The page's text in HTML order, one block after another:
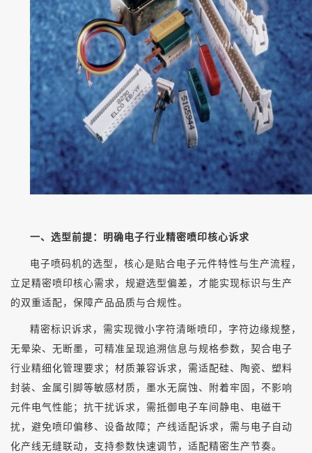
一、选型前提：明确电子行业精密喷印核心诉求
电子喷码机的选型，核心是贴合电子元件特性与生产流程，
立足精密喷印核心需求，规避选型偏差，才能实现标识与生产
的双重适配，保障产品品质与合规性。
精密标识诉求，需实现微小字符清晰喷印，字符边缘规整，
无晕染、无断墨，可精准呈现追溯信息与规格参数，契合电子
行业精细化管理要求；材质兼容诉求，需适配硅、陶瓷、塑料
封装、金属引脚等敏感材质，墨水无腐蚀、附着牢固，不影响
元件电气性能；抗干扰诉求，需抵御电子车间静电、电磁干
扰，避免喷印偏移、设备故障；产线适配诉求，需与电子自动
化产线无缝联动，支持参数快速调节，适配精密生产节奏。